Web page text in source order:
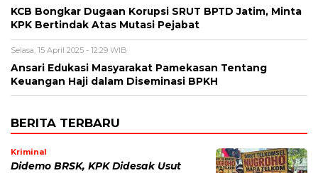
KCB Bongkar Dugaan Korupsi SRUT BPTD Jatim, Minta
KPK Bertindak Atas Mutasi Pejabat
Selasa, 15 April 2025 - 12:29 WIB
Ansari Edukasi Masyarakat Pamekasan Tentang
Keuangan Haji dalam Diseminasi BPKH
BERITA TERBARU
Kriminal
Didemo BRSK, KPK Didesak Usut